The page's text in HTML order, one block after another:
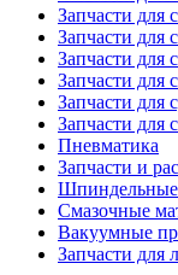
Запчасти для
Запчасти для
Запчасти для
Запчасти для
Запчасти для
Запчасти для
Пневматика
Запчасти и
Смазочные
Вакуумные
Запчасти для